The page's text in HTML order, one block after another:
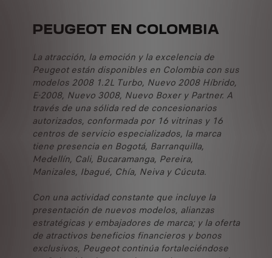
PEUGEOT EN COLOMBIA
La atracción, la emoción y la excelencia de
Peugeot están disponibles en Colombia con sus
modelos 2008 1.2L Turbo, Nuevo 2008 Híbrido,
E-2008, Nuevo 3008, Nuevo Boxer y Partner. A
través de una sólida red de concesionarios
autorizados, conformada por 16 vitrinas y 16
centros de servicio especializados, la marca
tiene presencia en Bogotá, Barranquilla,
Medellín, Cali, Bucaramanga, Pereira,
Manizales, Ibagué, Chía, Neiva y Cúcuta.
Con una actividad constante que incluye la
presentación de nuevos modelos, alianzas
estratégicas y embajadores de marca; y la oferta
de atractivos beneficios financieros y bonos
exclusivos, Peugeot continúa fortaleciéndose